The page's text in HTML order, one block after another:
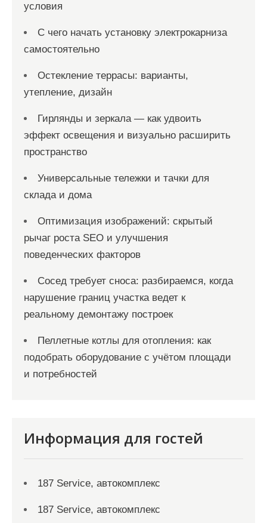
условия
С чего начать установку электрокарниза
самостоятельно
Остекление террасы: варианты,
утепление, дизайн
Гирлянды и зеркала — как удвоить
эффект освещения и визуально расширить
пространство
Универсальные тележки и тачки для
склада и дома
Оптимизация изображений: скрытый
рычаг роста SEO и улучшения
поведенческих факторов
Сосед требует сноса: разбираемся, когда
нарушение границ участка ведет к
реальному демонтажу построек
Пеллетные котлы для отопления: как
подобрать оборудование с учётом площади
и потребностей
Информация для гостей
187 Service, автокомплекс
187 Service, автокомплекс